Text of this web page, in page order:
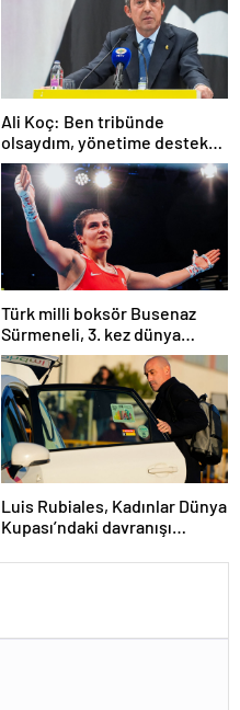
Ali Koç: Ben tribünde
olsaydım, yönetime destek
olurdum
Türk milli boksör Busenaz
Sürmeneli, 3. kez dünya
şampiyonu oldu
Luis Rubiales, Kadınlar Dünya
Kupası’ndaki davranışı
suçlu bulundu